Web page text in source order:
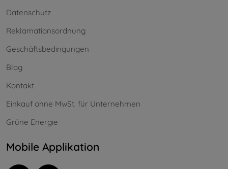
Datenschutz
Reklamationsordnung
Geschäftsbedingungen
Blog
Kontakt
Einkauf ohne MwSt. für Unternehmen
Grüne Energie
Mobile Applikation